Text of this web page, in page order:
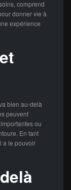
comprend
donner vie à
expérience
bien au-delà
peuvent
ou
En tant
a le pouvoir